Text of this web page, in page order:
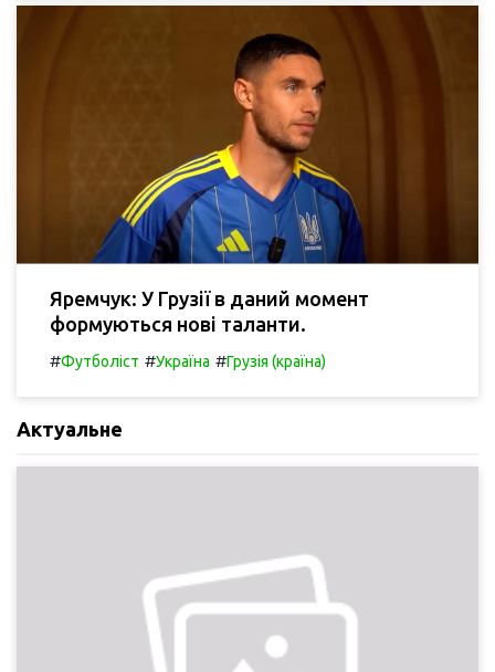
Яремчук: У Грузії в даний момент
формуються нові таланти.
#Футболіст #Україна #Грузія (країна)
Актуальне